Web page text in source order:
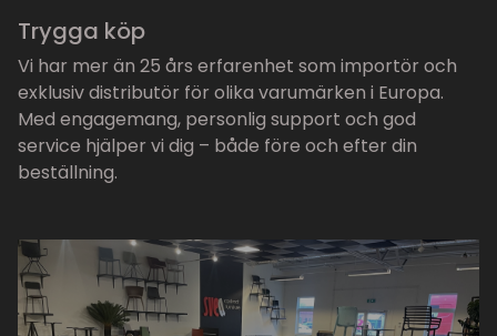
Trygga köp
Vi har mer än 25 års erfarenhet som importör och
exklusiv distributör för olika varumärken i Europa.
Med engagemang, personlig support och god
service hjälper vi dig – både före och efter din
beställning.